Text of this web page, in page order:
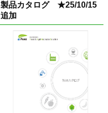
製品カタログ ★25/10/15
追加